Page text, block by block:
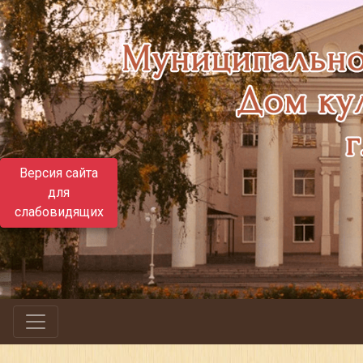
Версия сайта
для
слабовидящих